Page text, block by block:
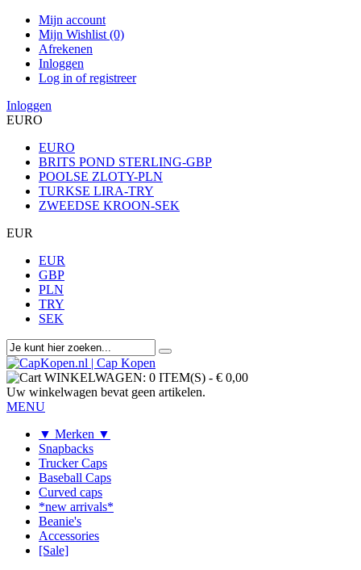
Mijn account
Mijn Wishlist (0)
Afrekenen
Inloggen
Log in of registreer
Inloggen
EURO
EURO
BRITS POND STERLING-GBP
POOLSE ZLOTY-PLN
TURKSE LIRA-TRY
ZWEEDSE KROON-SEK
EUR
EUR
GBP
PLN
TRY
SEK
WINKELWAGEN: 0 ITEM(S) - € 0,00
Uw winkelwagen bevat geen artikelen.
MENU
▼ Merken ▼
Snapbacks
Trucker Caps
Baseball Caps
Curved caps
*new arrivals*
Beanie's
Accessories
[Sale]